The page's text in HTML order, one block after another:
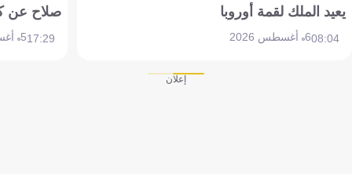
يعيد الملك لقمة أوروبا
08:046 أغسطس 2026
صلاح عن
17:295 أغسطس 2026
إعلان